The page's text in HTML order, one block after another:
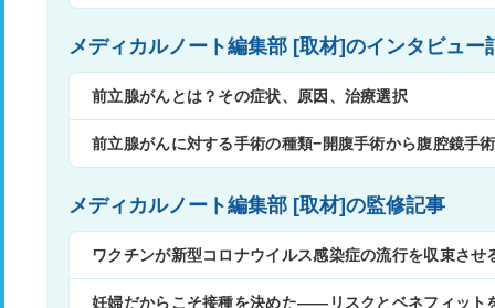
メディカルノート編集部 [取材]のインタビ
前立腺がんとは？その症状、原因、治療選択
前立腺がんに対する手術の種類−開腹手術から腹腔鏡手
メディカルノート編集部 [取材]の監修記事
ワクチンが新型コロナウイルス感染症の流行を収束させ
妊婦だからこそ接種を決めた——リスクとベネフィット